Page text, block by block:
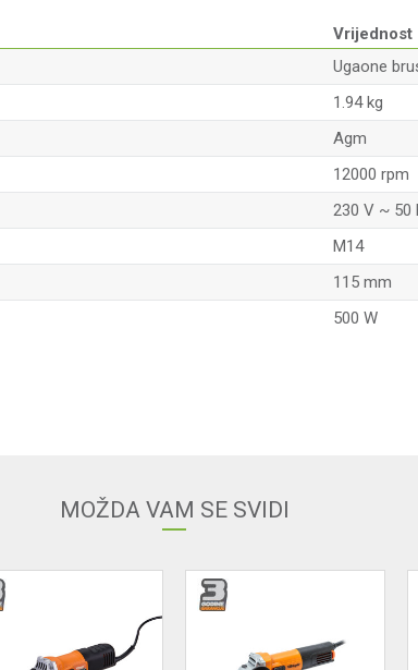
Vrijednost
Ugaone
1.94 kg
Agm
12000 rpm
230 V ~ 50
M14
115 mm
500 W
MOŽDA VAM SE SVIDI